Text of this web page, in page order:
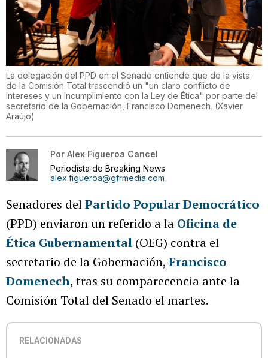
La delegación del PPD en el Senado entiende que de la vista
de la Comisión Total trascendió un "un claro conflicto de
intereses y un incumplimiento con la Ley de Ética" por parte del
secretario de la Gobernación, Francisco Domenech. (Xavier
Araújo)
Por Alex Figueroa Cancel
Periodista de Breaking News
alex.figueroa@gfrmedia.com
Senadores delPartido Popular Democrático
(PPD) enviaron un referido a la Oficina de
Ética Gubernamental (OEG) contra el
secretario de la Gobernación, Francisco
Domenech, tras su comparecencia ante la
Comisión Total del Senado el martes.
RELACIONADAS